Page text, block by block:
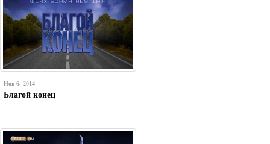
Ноя 6, 2014
Благой конец